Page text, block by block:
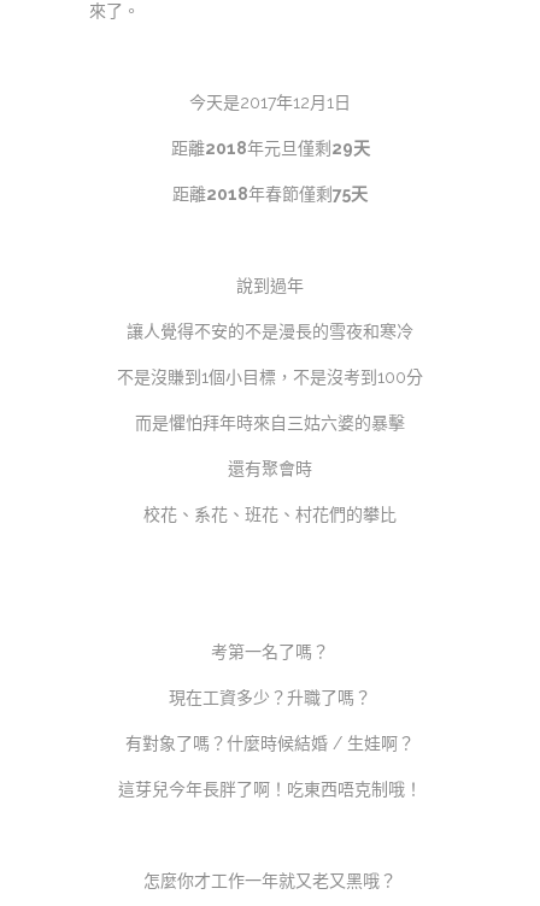
來了。
今天是2017年12月1日
距離2018年元旦僅剩 29天
距離2018年春節僅剩75天
說到過年
讓人覺得不安的不是漫長的雪夜和寒冷
不是沒賺到1個小目標，不是沒考到100分
而是懼怕拜年時來自三姑六婆的暴擊
還有聚會時
校花、系花、班花、村花們的攀比
考第一名了嗎？
現在工資多少？升職了嗎？
有對象了嗎？什麼時候結婚 / 生娃啊？
這芽兒今年長胖了啊！吃東西唔克制哦！
怎麼你才工作一年就又老又黑哦？